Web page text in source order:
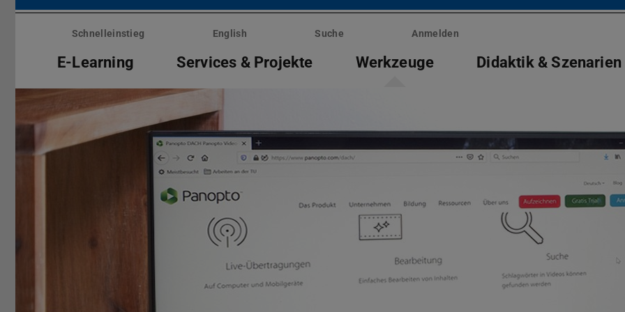
Menü
überspringenSchnelleinstieg English Suche Anmelden
E-Learning Services & Projekte Werkzeuge Didaktik & Szenarien